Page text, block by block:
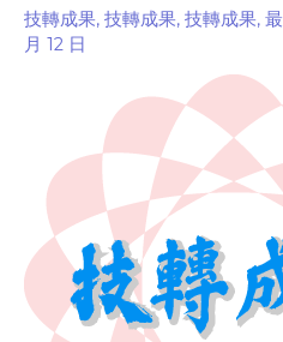
技轉成果, 技轉成果, 技轉成果,
月 12 日